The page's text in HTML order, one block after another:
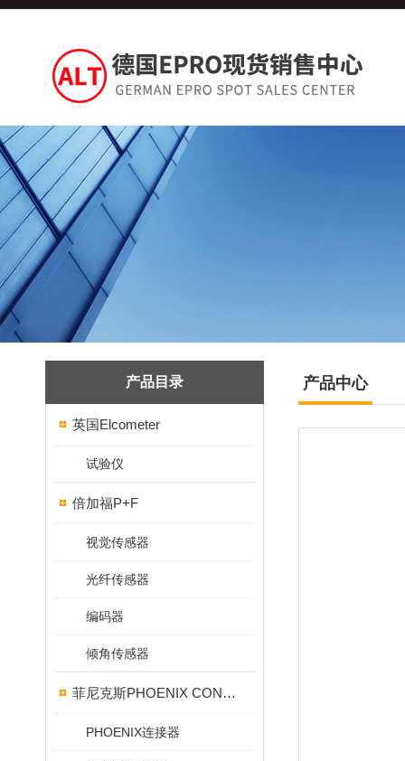
产品目录
英国Elcometer
试验仪
倍加福P+F
视觉传感器
光纤传感器
编码器
倾角传感器
菲尼克斯PHOENIX CONTACT
PHOENIX连接器
产品中心